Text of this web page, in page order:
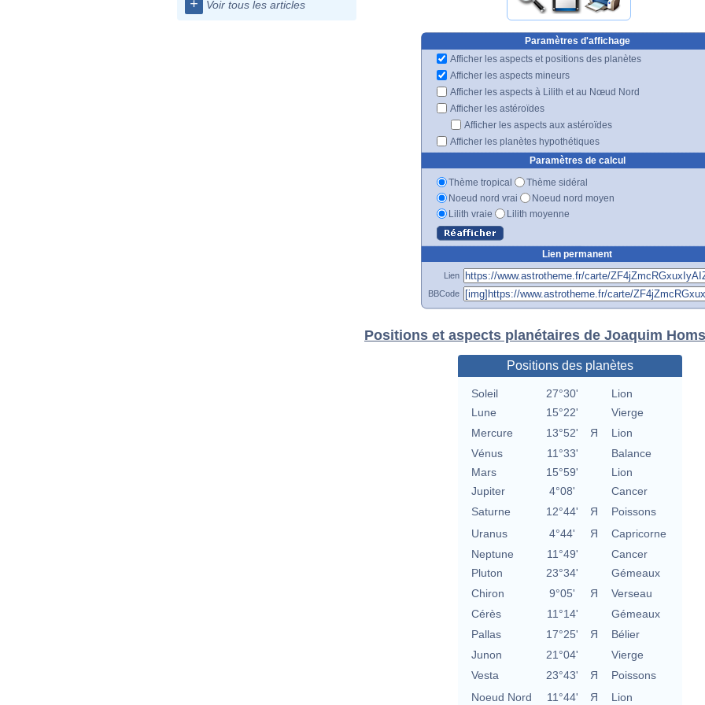
+ Voir tous les articles
Paramètres d'affichage
Afficher les aspects et positions des planètes
Afficher les aspects mineurs
Afficher les aspects à Lilith et au Nœud Nord
Afficher les astéroïdes
Afficher les aspects aux astéroïdes
Afficher les planètes hypothétiques
Paramètres de calcul
Thème tropical
Thème sidéral
Noeud nord vrai
Noeud nord moyen
Lilith vraie
Lilith moyenne
Lien permanent
Lien
BBCode
Positions et aspects planétaires de Joaquim Homs
Positions des planètes
Soleil 27°30'
Lion
Lune
15°22'
Vierge
Mercure
13°52' Я
Lion
Vénus
11°33'
Balance
Mars
15°59'
Lion
Jupiter
4°08'
Cancer
Saturne
12°44' Я
Poissons
Uranus
4°44' Я
Capricorne
Neptune
11°49'
Cancer
Pluton
23°34'
Gémeaux
Chiron
9°05' Я
Verseau
Cérès
11°14'
Gémeaux
Pallas
17°25' Я
Bélier
Junon
21°04'
Vierge
Vesta
23°43' Я
Poissons
Noeud Nord
11°44' Я Lion